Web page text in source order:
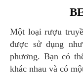
Một loại rượu truyền thống của Séc, Becherovka cũng
được sử dụng
phương. Bạn có
khác nhau và có